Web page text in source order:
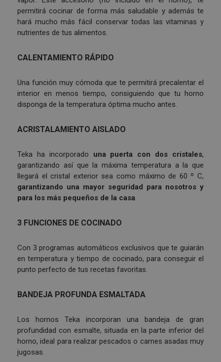
permitirá cocinar de forma más saludable y además te
hará mucho más fácil conservar todas las vitaminas y
nutrientes de tus alimentos.
CALENTAMIENTO RÁPIDO
Una función muy cómoda que te permitirá precalentar el
interior en menos tiempo, consiguiendo que tu horno
disponga de la temperatura óptima mucho antes.
ACRISTALAMIENTO AISLADO
Teka ha incorporado una puerta con dos cristales,
garantizando así que la máxima temperatura a la que
llegará el cristal exterior sea como máximo de 60 º C,
garantizando una mayor seguridad para nosotros y
para los más pequeños de la casa.
3 FUNCIONES DE COCINADO
Con 3 programas automáticos exclusivos que te guiarán
en temperatura y tiempo de cocinado, para conseguir el
punto perfecto de tus recetas favoritas.
BANDEJA PROFUNDA ESMALTADA
Los hornos Teka incorporan una bandeja de gran
profundidad con esmalte, situada en la parte inferior del
horno, ideal para realizar pescados o carnes asadas muy
jugosas.